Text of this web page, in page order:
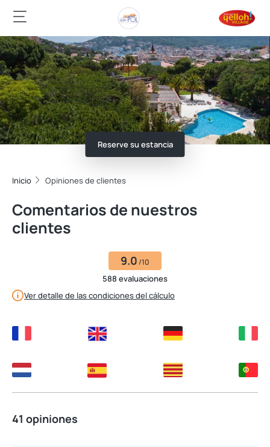
Reserve su estancia
Inicio Opiniones de clientes
Comentarios de nuestros
clientes
9.0/10
588 evaluaciones
Ver detalle de las condiciones del cálculo
41 opiniones